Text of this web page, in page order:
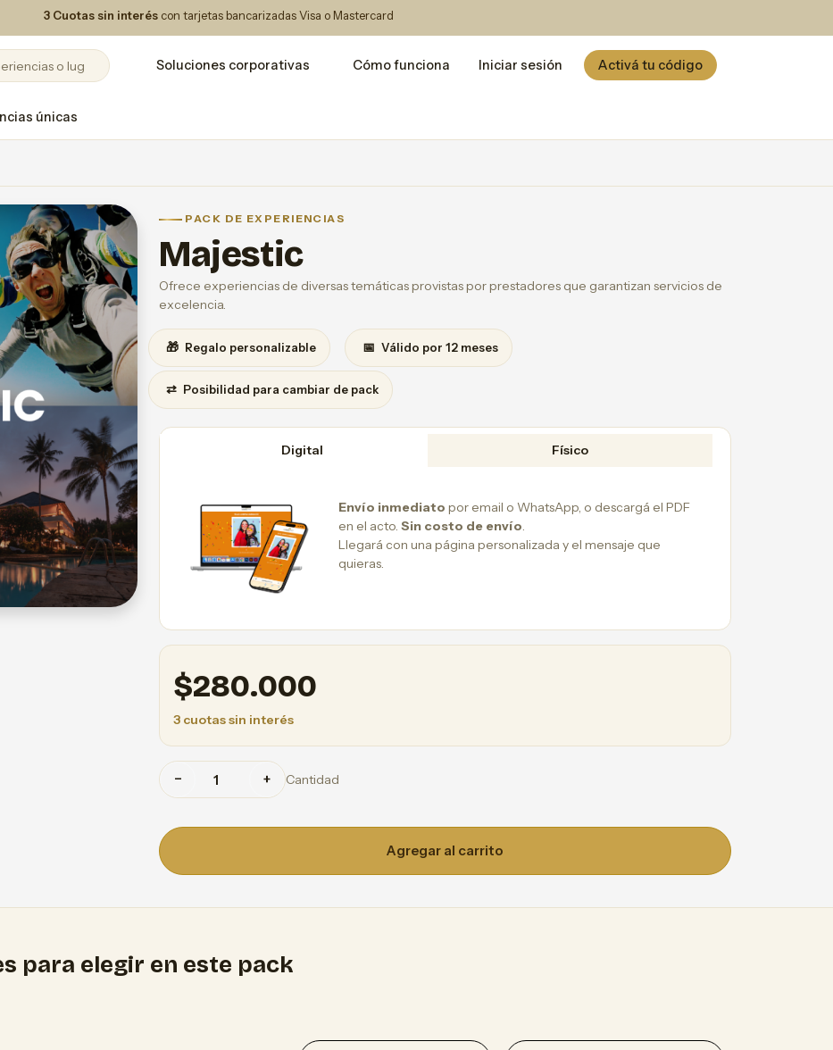
3 Cuotas sin interés con tarjetas bancarizadas Visa o Mastercard
Soluciones corporativas Cómo funciona Iniciar sesión Activá tu código
únicas
PACK DE EXPERIENCIAS
Majestic
Ofrece experiencias de diversas temáticas provistas por prestadores que garantizan servicios de
excelencia.
🎁 Regalo personalizable 📅 Válido por 12 meses
⇄ Posibilidad para cambiar de pack
Digital Físico
Envío inmediato por email o WhatsApp, o descargá el PDF
en el acto. Sin costo de envío
Llegará con una página personalizada y el mensaje que
quieras.
$280.000
3 cuotas sin interés
− + Cantidad
Agregar al carrito
para elegir en este pack